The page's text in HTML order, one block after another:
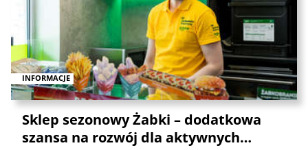
INFORMACJE
Sklep sezonowy Żabki – dodatkowa
szansa na rozwój dla aktywnych…